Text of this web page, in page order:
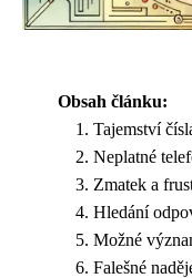
Obsah článku:
Tajemství
Neplatné
Zmatek a
Hledání
Možné
Falešné